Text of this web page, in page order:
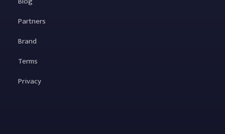
Partners
Brand
Terms
Privacy